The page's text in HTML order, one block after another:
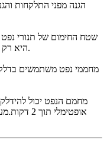
הגנה מפני התלקחות
היא רק מחצית מזו של תנורי חימום חשמליים רגילים.
מחממי נפט משתמשים